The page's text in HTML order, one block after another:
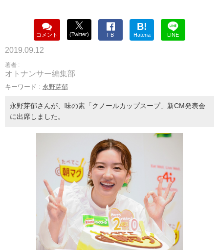
コメント (Twitter) FB
B!
Hatena LINE
2019.09.12
著者 :
オトナンサー編集部
キーワード : 永野芽郁
永野芽郁さんが、味の素「クノールカップスープ」新CM発表会
に出席しました。